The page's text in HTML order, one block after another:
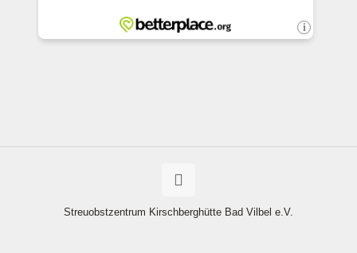
Streuobstzentrum Kirschberghütte Bad Vilbel e.V.